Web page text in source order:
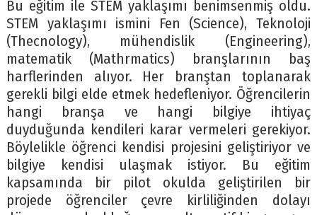
Bu eğitim ile STEM yaklaşımı benimsenmiş oldu.
STEM yaklaşımı ismini Fen (Science), Teknoloji
(Thecnology), mühendislik (Engineering),
matematik (Mathrmatics) branşlarının baş
harflerinden alıyor. Her branştan toplanarak
gerekli bilgi elde etmek hedefleniyor. Öğrencilerin
hangi branşa ve hangi bilgiye ihtiyaç
duyduğunda kendileri karar vermeleri gerekiyor.
Böylelikle öğrenci kendisi projesini geliştiriyor ve
bilgiye kendisi ulaşmak istiyor. Bu eğitim
kapsamında bir pilot okulda geliştirilen bir
projede öğrenciler çevre kirliliğinden dolayı